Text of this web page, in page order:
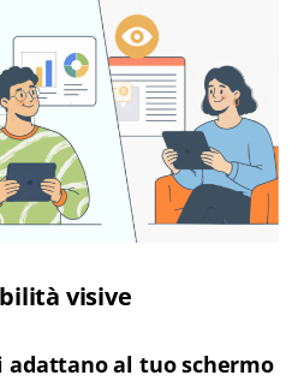
visive
adattano al tuo schermo